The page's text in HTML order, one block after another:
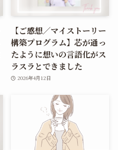
【ご感想／マイストーリー
構築プログラム】芯が通っ
たように想いの言語化がス
ラスラとできました
2026年4月12日